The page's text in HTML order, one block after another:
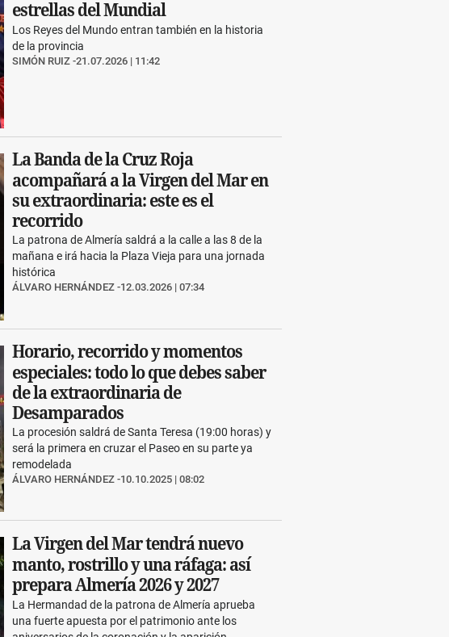
estrellas del Mundial
SIMÓN RUIZ 21.07.2026 | 11:42
Los Reyes del Mundo entran también en la historia
de la provincia
La Banda de la Cruz Roja
acompañará a la Virgen del Mar en
su extraordinaria: este es el
recorrido
ÁLVARO HERNÁNDEZ 12.03.2026 | 07:34
La patrona de Almería saldrá a la calle a las 8 de la
mañana e irá hacia la Plaza Vieja para una jornada
histórica
Horario, recorrido y momentos
especiales: todo lo que debes saber
de la extraordinaria de
Desamparados
ÁLVARO HERNÁNDEZ 10.10.2025 | 08:02
La procesión saldrá de Santa Teresa (19:00 horas) y
será la primera en cruzar el Paseo en su parte ya
remodelada
La Virgen del Mar tendrá nuevo
manto, rostrillo y una ráfaga: así
prepara Almería 2026 y 2027
La Hermandad de la patrona de Almería aprueba
una fuerte apuesta por el patrimonio ante los